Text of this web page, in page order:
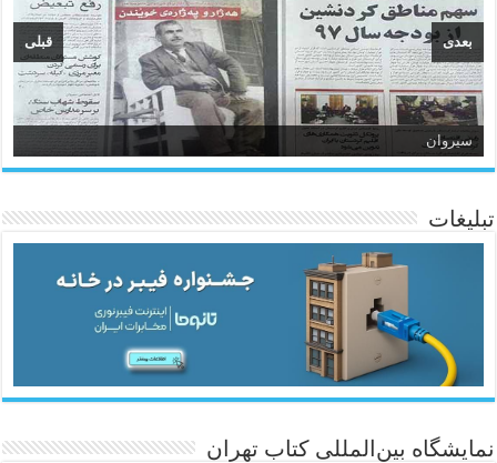
سیروان
ئاژانسی هەواڵی مێهر
قبلی بعدی
تبلیغات
نمایشگاه بین‌المللی کتاب تهران